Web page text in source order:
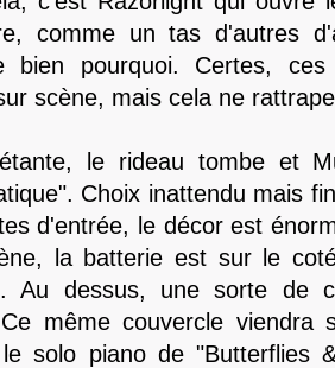
comme un tas d'autres
bien pourquoi. Certes,
scène, mais cela ne
le rideau tombe et
Choix inattendu mais
d'entrée, le décor est
la batterie est sur le
Au dessus, une sorte de
même couvercle viendra
solo piano de "Butterflies